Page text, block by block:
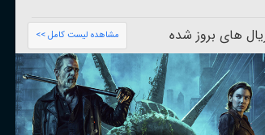
های بروز شده مشاهده لیست کامل >>